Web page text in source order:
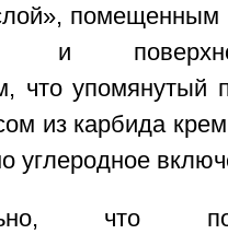
и
что упомянутый
из карбида
углеродное
что